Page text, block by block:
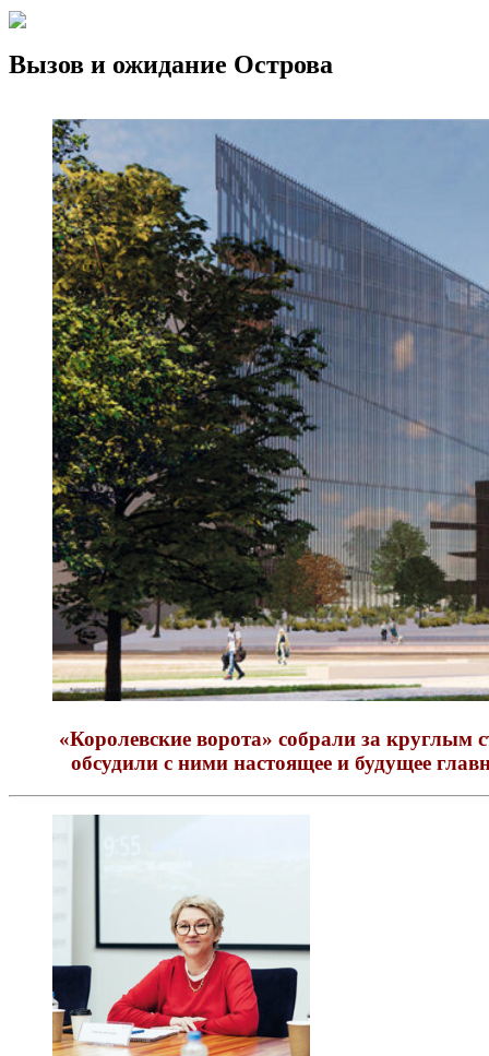
Вызов и ожидание Острова
«Королевские ворота» собрали за круглым
обсудили с ними настоящее и будущее